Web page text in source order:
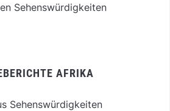
Sehenswürdigkeiten
AFRIKA
Sehenswürdigkeiten